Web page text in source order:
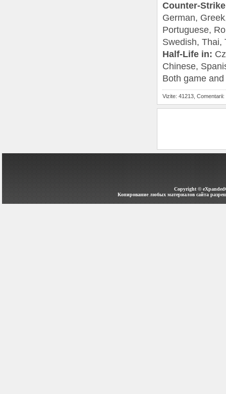
Counter-
German,
Portuguese,
Swedish, Thai,
Half-Life in:
Chinese,
Both game
Vizite: 41213, Comentarii:
Copyright ©
Копирование любых материалов сайта